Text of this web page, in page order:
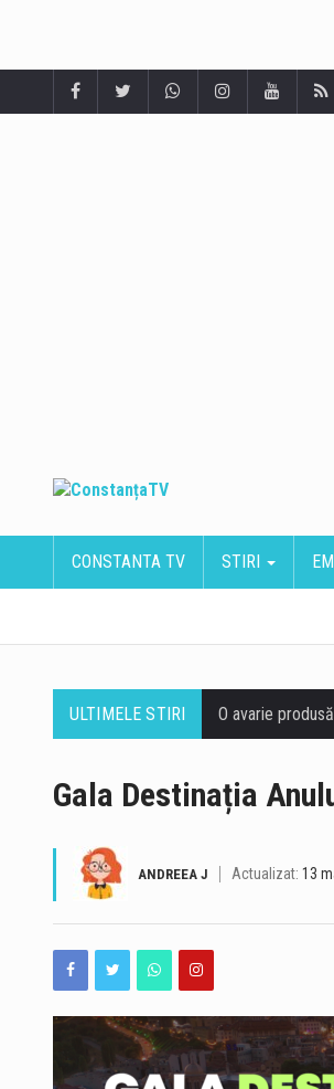
CONSTANTA TV STIRI
ULTIMELE STIRI
Gala Destinația
ANDREEA J Actualizat: 13